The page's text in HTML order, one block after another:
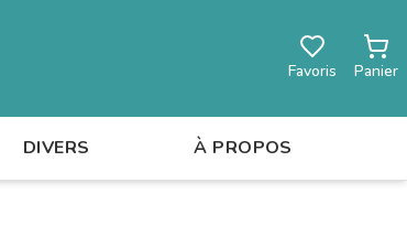
Favoris Panier
DIVERS À PROPOS